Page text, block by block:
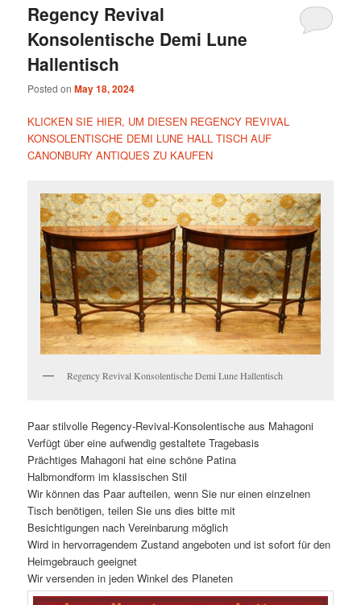
Regency Revival
Konsolentische Demi Lune
Hallentisch
Posted onMay 18, 2024
KLICKEN SIE HIER, UM DIESEN REGENCY REVIVAL
KONSOLENTISCHE DEMI LUNE HALL TISCH AUF
CANONBURY ANTIQUES ZU KAUFEN
Regency Revival Konsolentische Demi Lune Hallentisch
Paar stilvolle Regency-Revival-Konsolentische aus Mahagoni
Verfügt über eine aufwendig gestaltete Tragebasis
Prächtiges Mahagoni hat eine schöne Patina
Halbmondform im klassischen Stil
Wir können das Paar aufteilen, wenn Sie nur einen einzelnen
Tisch benötigen, teilen Sie uns dies bitte mit
Besichtigungen nach Vereinbarung möglich
Wird in hervorragendem Zustand angeboten und ist sofort für den
Heimgebrauch geeignet
Wir versenden in jeden Winkel des Planeten